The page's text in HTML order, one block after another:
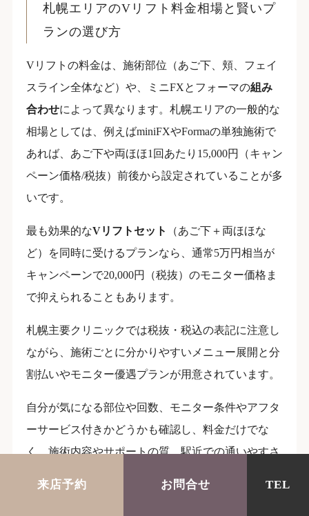
札幌エリアのVリフト料金相場と賢いプ
ランの選び方
Vリフトの料金は、施術部位（あご下、頬、フェイ
スライン全体など）や、ミニFXとフォーマの組み
合わせによって異なります。札幌エリアの一般的な
相場としては、例えばminiFXやFormaの単独施術で
あれば、あご下や両ほほ1回あたり15,000円（キャン
ペーン価格/税抜）前後から設定されていることが多
いです。
最も効果的なVリフトセット
（あご下＋両ほほな
ど）を同時に受けるプランなら、通常5万円相当が
キャンペーンで20,000円（税抜）のモニター価格ま
で抑えられることもあります。
札幌主要クリニックでは税抜・税込の表記に注意し
ながら、施術ごとに分かりやすいメニュー展開と分
割払いやモニター優遇プランが用意されています。
自分が気になる部位や回数、モニター条件やアフタ
ーサービス付きかどうかも確認し、料金だけでな
く、施術内容やサポートの質、駅近での通いやすさ
来店予約 お問合せ TEL